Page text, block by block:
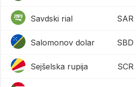
Savdski rial SAR
Salomonov dolar SBD
Sejšelska rupija SCR